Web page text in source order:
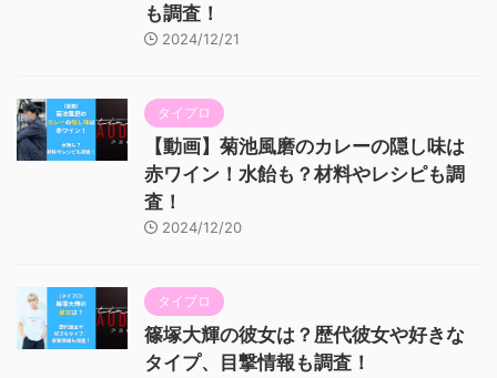
も調査！
2024/12/21
タイプロ
【動画】菊池風磨のカレーの隠し味は
赤ワイン！水飴も？材料やレシピも調
査！
2024/12/20
タイプロ
篠塚大輝の彼女は？歴代彼女や好きな
タイプ、目撃情報も調査！